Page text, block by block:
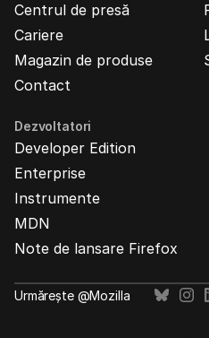
Centrul de presă
Cariere
Magazin de produse
Contact
Dezvoltatori
Developer Edition
Enterprise
Instrumente
MDN
Note de lansare Firefox
Urmărește @Mozilla